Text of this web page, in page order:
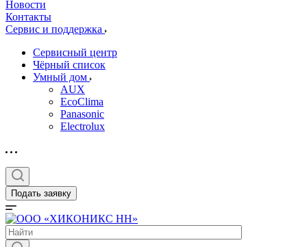
Новости
Контакты
Сервис и поддержка
Сервисный центр
Чёрный список
Умный дом
AUX
EcoClima
Panasonic
Electrolux
Подать заявку